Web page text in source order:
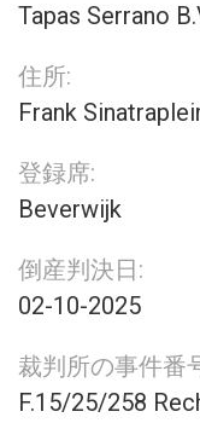
Tapas Serrano
住所:
Frank
登録席:
Beverwijk
倒産判決日:
02-10-2025
裁判所の事件番
F.15/25/258